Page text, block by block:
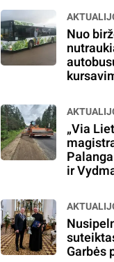
Nuo
„Via
ir
Garbės